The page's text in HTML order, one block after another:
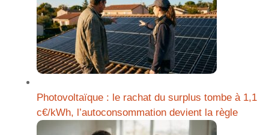
Photovoltaïque : le rachat du surplus tombe à 1,1
c€/kWh, l’autoconsommation devient la règle